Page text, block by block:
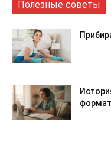
Полезные советы